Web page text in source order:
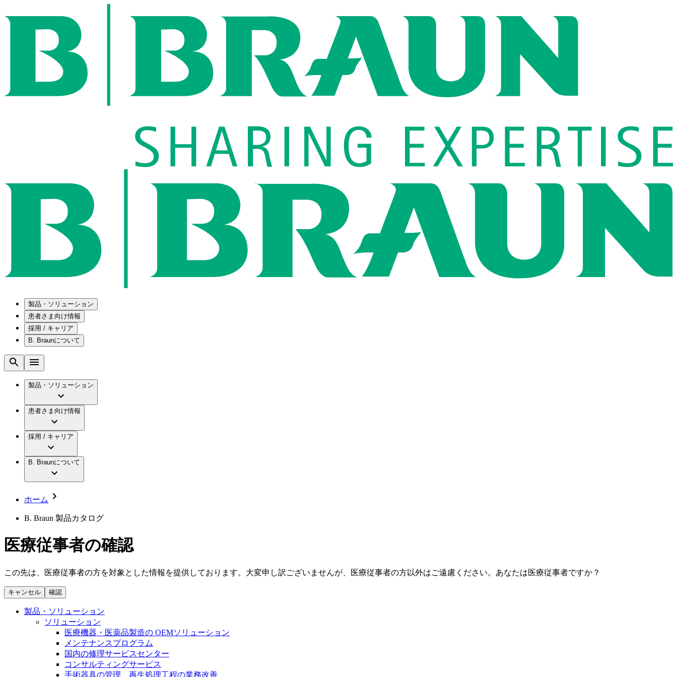
製品・ソリューション
ソリューション
国内の修理サービスセンター
コンサルティングサービス
製品・診療領域
コンチネンスケア
輸液療法
脳神経外科
手術用鋼製器具と滅菌コンテナーシステム
縫合糸 / 皮膚用接着剤
創傷ケア
ソリューション
患者さま向け情報
腰椎椎間板ヘルニアについて
水頭症について
慢性創傷の治癒
アクトリーン ハイライト カテ
アクトリーン ハイライト セット
疾患・症状
採用 / キャリア
ビー・ブラウンエースクラップ株式会社の採用情報
グローバル（B. Braunグループ）の採用情報
グローバル（B. Braunグループ）の会社概要
キャリア（B. Braunで働くということ）
グローバルの社員ストーリー
採用情報
B. Braunについて
ビジョンとバリュー
ブランド
エースクラップアカデミー
私たちの責任
サステナビリティ
お問合せ
お問合せフォーム
取材・撮影のお申込み
ニューススペース
会社
製品・ソリューション
患者さま向け情報
採用 / キャリア
B. Braunについて
ホーム
B. Braun 製品カタログ
医療従事者の確認
この先は、医療従事者の方を対象とした情報を提供しております。大変申し訳ございませんが、医療従事者の方以外はご遠慮ください。あなたは医療従事者ですか？
キャンセル 確認
製品・ソリューション
ソリューション
医療機器・医薬品製造の OEMソリューション
メンテナンスプログラム
国内の修理サービスセンター
コンサルティングサービス
手術器具の管理、再生処理工程の業務改善